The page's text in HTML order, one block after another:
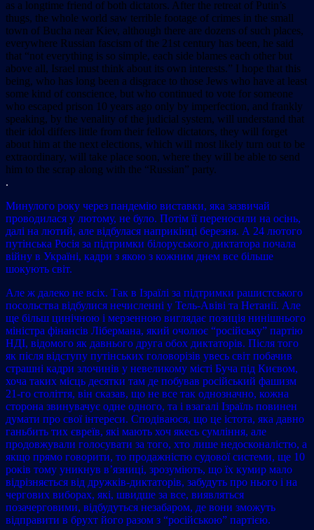
as a longtime friend of both dictators. After the retreat of Putin’s
thugs, the whole world saw terrible footage of crimes in the small
town of Bucha near Kiev, although there are dozens of such places,
everywhere Russian fascism of the 21st century has been, he said
that “not everything is so simple, each side blames each other but
above all, Israel must think about its own interests.” I hope that this
being, who has long been a disgrace to those Jews who have at least
some kind of conscience, but who continued to vote for someone
who escaped prison 10 years ago only by imperfection, and frankly
speaking, by the venality of the judicial system, will understand that
their idol differs little from their fellow dictators, they will forget
about him at the next elections, which will most likely turn out to be
extraordinary, will take place soon, where they will be able to send
him to the scrap along with the “Russian” party.
.
Минулого року через пандемію виставки, яка зазвичай
проводилася у лютому, не було. Потім її переносили на осінь,
далі на лютий, але відбулася наприкінці березня. А 24 лютого
путінська Росія за підтримки білоруського диктатора почала
війну в Україні, кадри з якою з кожним днем все більше
шокують світ.
Але ж далеко не всіх. Так в Ізраїлі за підтримки рашистського
посольства відбулися нечисленні у Тель-Авіві та Нетанії. Але
ще більш цинічною і мерзенною виглядає позиція нинішнього
міністра фінансів Лібермана, який очолює “російську” партію
НДІ, відомого як давнього друга обох диктаторів. Після того
як після відступу путінських головорізів увесь світ побачив
страшні кадри злочинів у невеликому місті Буча під Києвом,
хоча таких місць десятки там де побував російський фашизм
21-го століття, він сказав, що не все так однозначно, кожна
сторона звинувачує одне одного, та i взагалі Ізраїль повинен
думати про свої інтереси. Сподіваюся, що це істота, яка давно
ганьбить тих євреїв, які мають хоч якесь сумління, але
продовжували голосувати за того, хто лише недосконалістю, а
якщо прямо говорити, то продажністю судової системи, ще 10
років тому уникнув в’язниці, зрозуміють, що їх кумир мало
відрізняється від дружків-диктаторів, забудуть про нього і на
чергових виборах, які, швидше за все, виявляться
позачерговими, відбудуться незабаром, де вони зможуть
відправити в брухт його разом з “російською” партією.